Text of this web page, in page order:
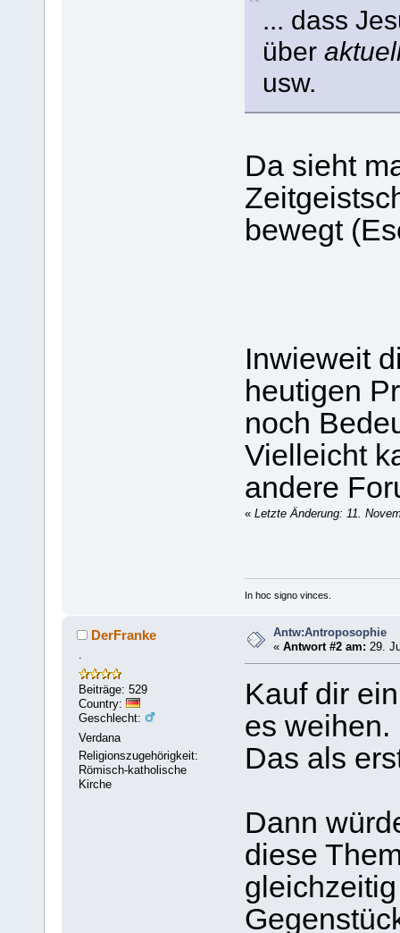
... dass
über
usw.
Da sieht
bewegt
Inwieweit
heutigen
noch
Vielleicht
andere
« Letzte Änderung: 11.
In hoc signo vinces.
DerFranke
.
Beiträge: 529
Country:
Geschlecht:
Verdana
Religionszugehörigkeit:
Römisch-katholische
Kirche
Antw:Antroposophie
«Antwort #2 am: 29.
Kauf dir
es weihen.
Das als
Dann
diese